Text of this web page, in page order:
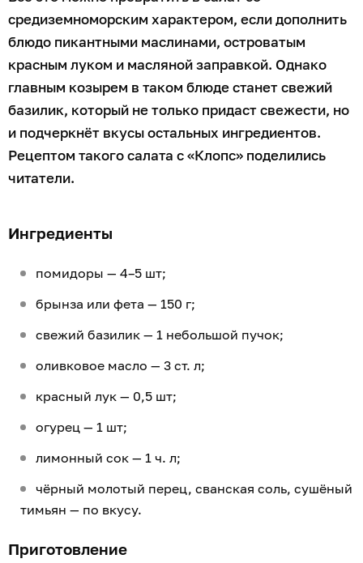
средиземноморским характером, если дополнить
блюдо пикантными маслинами, островатым
красным луком и масляной заправкой. Однако
главным козырем в таком блюде станет свежий
базилик, который не только придаст свежести, но
и подчеркнёт вкусы остальных ингредиентов.
Рецептом такого салата с «Клопс» поделились
читатели.
Ингредиенты
помидоры — 4–5 шт;
брынза или фета — 150 г;
свежий базилик — 1 небольшой пучок;
оливковое масло — 3 ст. л;
красный лук — 0,5 шт;
огурец — 1 шт;
лимонный сок — 1 ч. л;
чёрный молотый перец, сванская соль, сушёный
тимьян — по вкусу.
Приготовление